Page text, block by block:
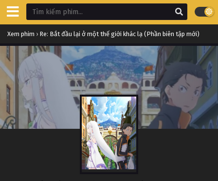
Xem phim › Re: Bắt đầu lại ở một thế giới khác lạ (Phần biên tập mới)